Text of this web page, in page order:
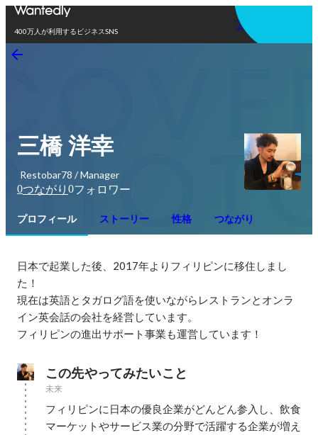
400万人が利用するビジネスSNS
アプリを使う
三橋 洋幸
Restobar78 / Manager
0つながり 0フォロワー
プロフィール ストーリー 性格 つながり
日本で起業した後、2017年よりフィリピンに移住しまし
た！
現在は英語とタガログ語を使いながらレストランとオンラ
イン英会話の会社を経営しています。
フィリピンの進出サポート事業も運営しています！
この先やってみたいこと
未来
フィリピンに日本の優良企業がどんどん参入し、飲食
マーケットやサービス業の分野で活躍する企業が増え